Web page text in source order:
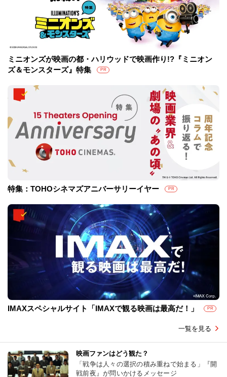
ミニオンズが映画の都・ハリウッドで映画作り!?『ミニオン
ズ＆モンスターズ』特集
PR
特集：TOHOシネマズアニバーサリーイヤー PR
IMAXスペシャルサイト「IMAXで観る映画は最高だ！」 PR
一覧を見る
映画ファンはどう観た？
「戦争は人々の選択の積み重ねで始まる」『開
戦前夜』が問いかけるメッセージ